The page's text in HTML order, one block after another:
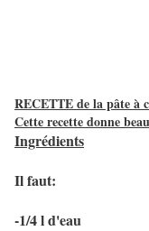
RECETTE de la pâte à
Cette recette donne
Ingrédients
Il faut:
-1/4 l d'eau